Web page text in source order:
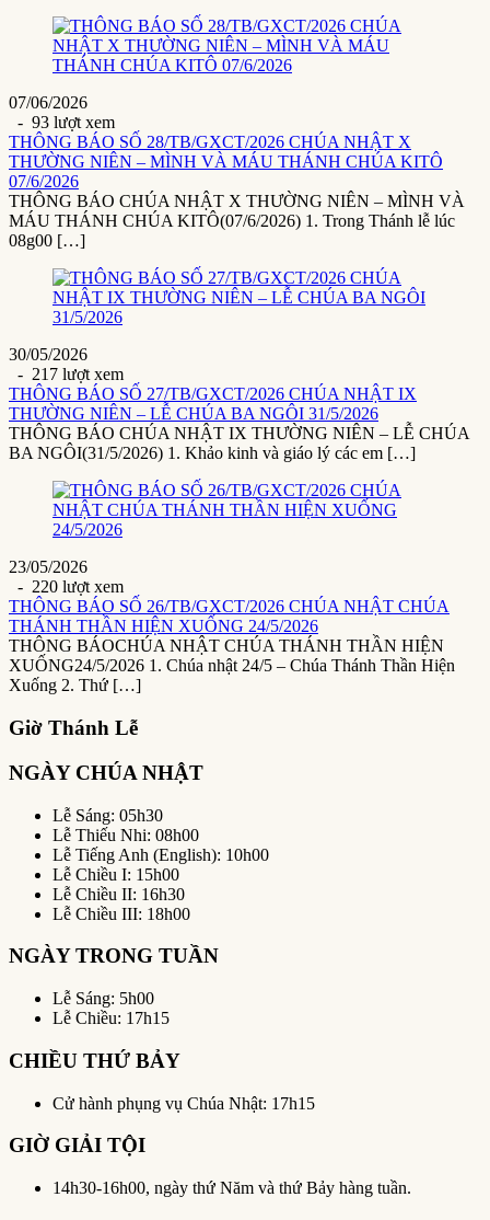
07/06/2026
- 93 lượt xem
THÔNG BÁO SỐ 28/TB/GXCT/2026 CHÚA NHẬT X
THƯỜNG NIÊN – MÌNH VÀ MÁU THÁNH CHÚA KITÔ
07/6/2026
THÔNG BÁO CHÚA NHẬT X THƯỜNG NIÊN – MÌNH VÀ
MÁU THÁNH CHÚA KITÔ(07/6/2026) 1. Trong Thánh lễ lúc
08g00 […]
30/05/2026
- 217 lượt xem
THÔNG BÁO SỐ 27/TB/GXCT/2026 CHÚA NHẬT IX
THƯỜNG NIÊN – LỄ CHÚA BA NGÔI 31/5/2026
THÔNG BÁO CHÚA NHẬT IX THƯỜNG NIÊN – LỄ CHÚA
BA NGÔI(31/5/2026) 1. Khảo kinh và giáo lý các em […]
23/05/2026
- 220 lượt xem
THÔNG BÁO SỐ 26/TB/GXCT/2026 CHÚA NHẬT CHÚA
THÁNH THẦN HIỆN XUỐNG 24/5/2026
THÔNG BÁOCHÚA NHẬT CHÚA THÁNH THẦN HIỆN
XUỐNG24/5/2026 1. Chúa nhật 24/5 – Chúa Thánh Thần Hiện
Xuống 2. Thứ […]
Giờ Thánh Lễ
NGÀY CHÚA NHẬT
Lễ Sáng: 05h30
Lễ Thiếu Nhi: 08h00
Lễ Tiếng Anh (English): 10h00
Lễ Chiều I: 15h00
Lễ Chiều II: 16h30
Lễ Chiều III: 18h00
NGÀY TRONG TUẦN
Lễ Sáng: 5h00
Lễ Chiều: 17h15
CHIỀU THỨ BẢY
Cử hành phụng vụ Chúa Nhật: 17h15
GIỜ GIẢI TỘI
14h30-16h00, ngày thứ Năm và thứ Bảy hàng tuần.